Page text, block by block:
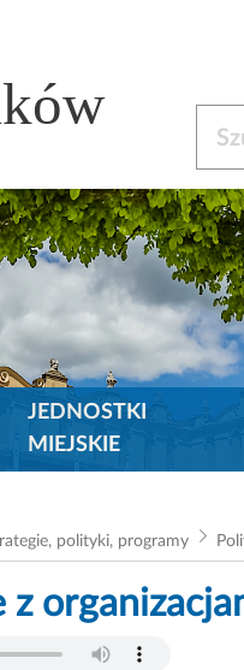
JEDNOSTKI
MIEJSKIE
polityki, programy
z